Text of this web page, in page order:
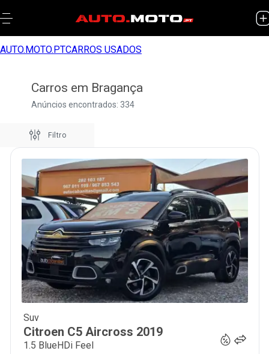
AUTO.MOTO.PTCARROS USADOS
Carros em Bragança
Anúncios encontrados: 334
Filtro
Suv
Citroen C5 Aircross 2019
1.5 BlueHDi Feel